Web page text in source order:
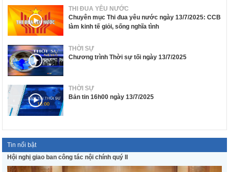
THI ĐUA YÊU NƯỚC
Chuyên mục Thi đua yêu nước ngày 13/7/2025: CCB
làm kinh tế giỏi, sống nghĩa tình
THỜI SỰ
Chương trình Thời sự tối ngày 13/7/2025
THỜI SỰ
Bản tin 16h00 ngày 13/7/2025
Tin nổi bật
Hội nghị giao ban công tác nội chính quý II